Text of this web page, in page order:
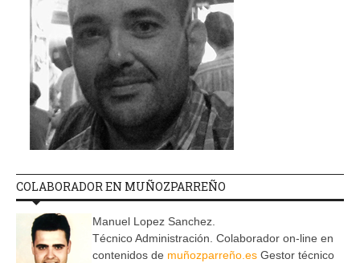
COLABORADOR EN MUÑOZPARREÑO
Manuel Lopez Sanchez.
Técnico Administración. Colaborador on-line en
contenidos de muñozparreño.es Gestor técnico